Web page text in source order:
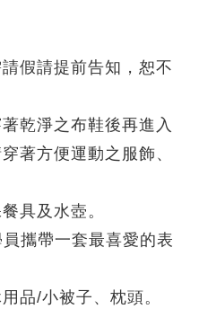
假請提前告知，恕不
乾淨之布鞋後再進入
著方便運動之服飾、
具及水壺。
攜帶一套最喜愛的表
品/小被子、枕頭。